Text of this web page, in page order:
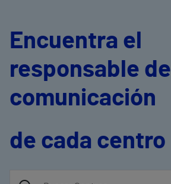
Encuentra el
responsable de
comunicación
de cada centro